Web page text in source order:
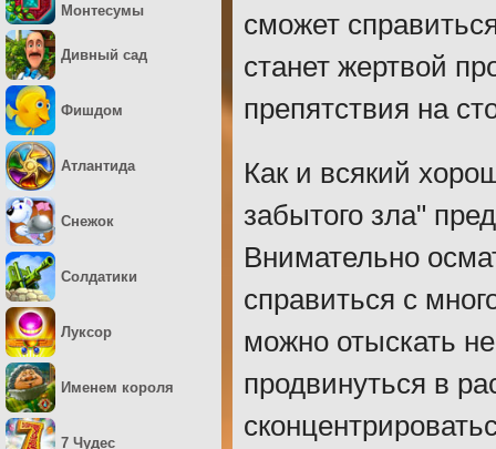
сможет
станет жертвой
препятствия на
Как и всякий
забытого зла"
Внимательно
справиться с
можно отыскать
продвинуться в
Монтесумы
Дивный сад
Фишдом
Атлантида
Снежок
Солдатики
Луксор
Именем короля
7 Чудес